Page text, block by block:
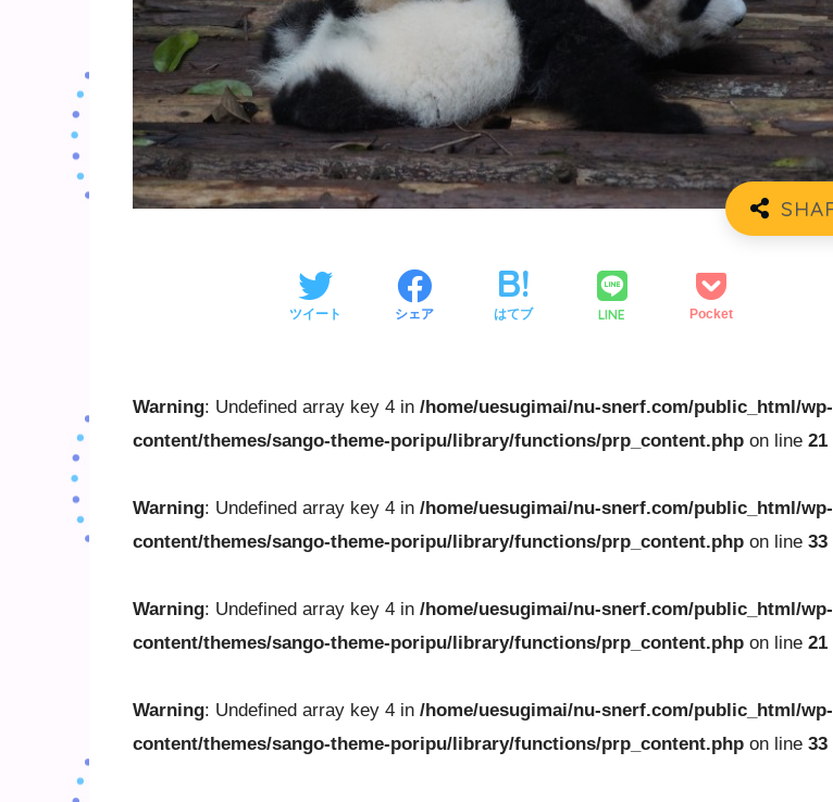
ツイート シェア はてブ LINE Pocket
Warning: Undefined array key 4 in /home/uesugimai/nu-snerf.com/public_html/wp-
content/themes/sango-theme-poripu/library/functions/prp_content.php on line 21
Warning: Undefined array key 4 in /home/uesugimai/nu-snerf.com/public_html/wp-
content/themes/sango-theme-poripu/library/functions/prp_content.php on line 33
Warning: Undefined array key 4 in /home/uesugimai/nu-snerf.com/public_html/wp-
content/themes/sango-theme-poripu/library/functions/prp_content.php on line 21
Warning: Undefined array key 4 in /home/uesugimai/nu-snerf.com/public_html/wp-
content/themes/sango-theme-poripu/library/functions/prp_content.php on line 33